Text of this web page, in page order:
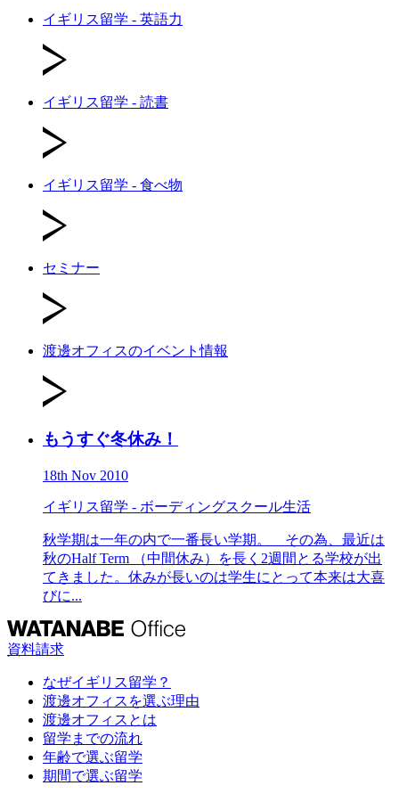
イギリス留学 - 英語力
イギリス留学 - 読書
イギリス留学 - 食べ物
セミナー
渡邊オフィスのイベント情報
もうすぐ冬休み！
18th Nov 2010
イギリス留学 - ボーディングスクール生活
秋学期は一年の内で一番長い学期。 その為、最近は
秋のHalf Term （中間休み）を長く2週間とる学校が出
てきました。休みが長いのは学生にとって本来は大喜
びに...
資料請求
なぜイギリス留学？
渡邊オフィスを選ぶ理由
渡邊オフィスとは
留学までの流れ
年齢で選ぶ留学
期間で選ぶ留学